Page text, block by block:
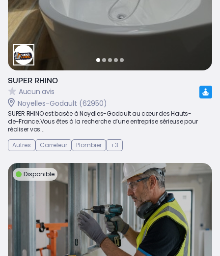
SUPER RHINO
Aucun avis
Noyelles-Godault (62950)
SUPER RHINO est basée à Noyelles-Godault au cœur des Hauts-
de-France.Vous êtes à la recherche d’une entreprise sérieuse pour
réaliser vos...
Autres
Carreleur Plombier +3
Disponible